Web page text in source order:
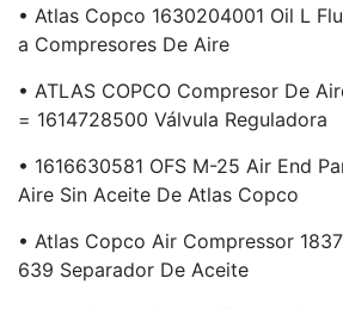
• Atlas Copco 1630204001 Oil L
A Compresores De Aire
• ATLAS COPCO Compresor De
= 1614728500 Válvula Reguladora
• 1616630581 OFS M-25 Air End
Aire Sin Aceite De Atlas Copco
• Atlas Copco Air Compressor
639 Separador De Aceite